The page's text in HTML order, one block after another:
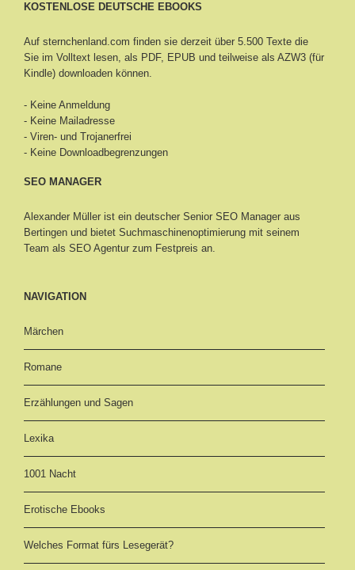
KOSTENLOSE DEUTSCHE EBOOKS
Auf sternchenland.com finden sie derzeit über 5.500 Texte die
Sie im Volltext lesen, als PDF, EPUB und teilweise als AZW3 (für
Kindle) downloaden können.
- Keine Anmeldung
- Keine Mailadresse
- Viren- und Trojanerfrei
- Keine Downloadbegrenzungen
SEO MANAGER
Alexander Müller ist ein deutscher Senior SEO Manager aus
Bertingen und bietet Suchmaschinenoptimierung mit seinem
Team als SEO Agentur zum Festpreis an.
NAVIGATION
Märchen
Romane
Erzählungen und Sagen
Lexika
1001 Nacht
Erotische Ebooks
Welches Format fürs Lesegerät?